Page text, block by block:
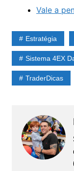
Vale a
Estratégia
Sistema 4EX
TraderDicas